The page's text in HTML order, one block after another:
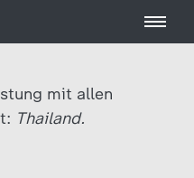
mit allen
Thailand.